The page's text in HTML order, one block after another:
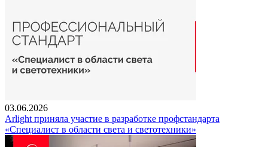
03.06.2026
Arlight приняла участие в разработке профстандарта
«Специалист в области света и светотехники»